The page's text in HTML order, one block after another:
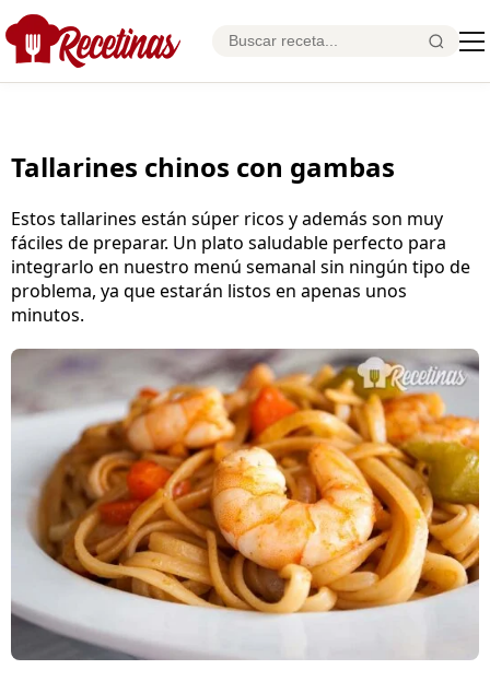
Tallarines chinos con gambas
Estos tallarines están súper ricos y además son muy
fáciles de preparar. Un plato saludable perfecto para
integrarlo en nuestro menú semanal sin ningún tipo de
problema, ya que estarán listos en apenas unos
minutos.